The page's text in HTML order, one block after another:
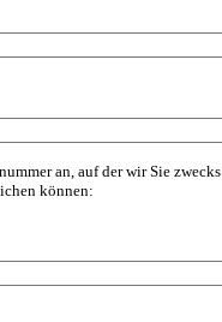
an, auf der wir Sie zwecks
können: